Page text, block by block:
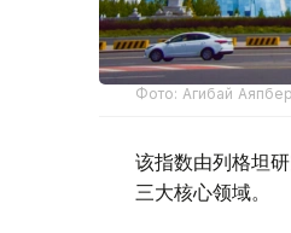
Фото: Агибай
该指数由列格坦
三大核心领域。